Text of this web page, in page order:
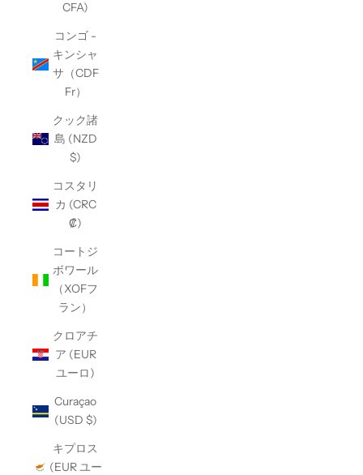
CFA)
コンゴ -
キンシャ
サ（CDF
Fr）
クック諸
島 (NZD
$)
コスタリ
カ (CRC
₡)
コートジ
ボワール
（XOFフ
ラン）
クロアチ
ア (EUR
ユーロ)
Curaçao
(USD $)
キプロス
(EUR ユー